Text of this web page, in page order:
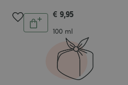
Aantal
In
winkelwagen
€ 9,95
Inhoud
100 ml